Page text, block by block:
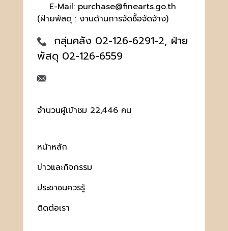
E-Mail: purchase@finearts.go.th
(ฝ่ายพัสดุ : งานด้านการจัดซื้อจัดจ้าง)
กลุ่มคลัง 02-126-6291-2, ฝ่าย
พัสดุ 02-126-6559
จำนวนผู้เข้าชม 22,446 คน
หน้าหลัก
ข่าวและกิจกรรม
ประชาชนควรรู้
ติดต่อเรา